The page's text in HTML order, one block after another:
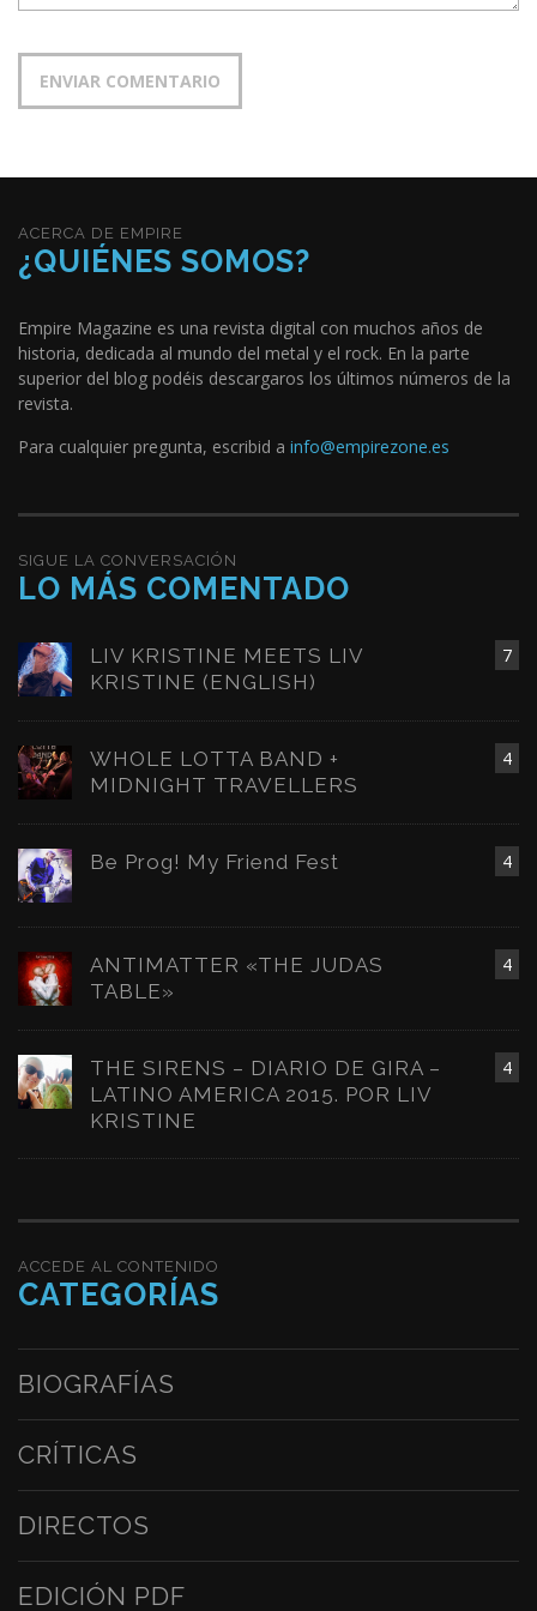
ACERCA DE EMPIRE
¿QUIÉNES SOMOS?
Empire Magazine es una revista digital con muchos años de
historia, dedicada al mundo del metal y el rock. En la parte
superior del blog podéis descargaros los últimos números de la
revista.
Para cualquier pregunta, escribid a info@empirezone.es
SIGUE LA CONVERSACIÓN
LO MÁS COMENTADO
7
LIV KRISTINE MEETS LIV
KRISTINE (ENGLISH)
4
WHOLE LOTTA BAND +
MIDNIGHT TRAVELLERS
4
Be Prog! My Friend Fest
4
ANTIMATTER «THE JUDAS
TABLE»
4
THE SIRENS – DIARIO DE GIRA –
LATINO AMERICA 2015. POR LIV
KRISTINE
ACCEDE AL CONTENIDO
CATEGORÍAS
BIOGRAFÍAS
CRÍTICAS
DIRECTOS
EDICIÓN PDF